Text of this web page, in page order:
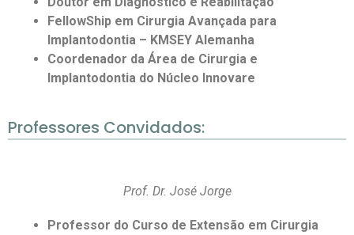
FellowShip em Cirurgia Avançada para
Implantodontia – KMSEY Alemanha
Coordenador da Área de Cirurgia e
Implantodontia do Núcleo Innovare
Professores Convidados:
Prof. Dr. José Jorge
Professor do Curso de Extensão em Cirurgia